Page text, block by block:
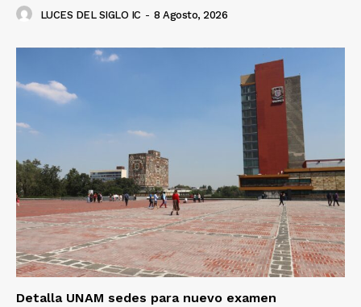
LUCES DEL SIGLO IC - 8 Agosto, 2026
Detalla UNAM sedes para nuevo examen